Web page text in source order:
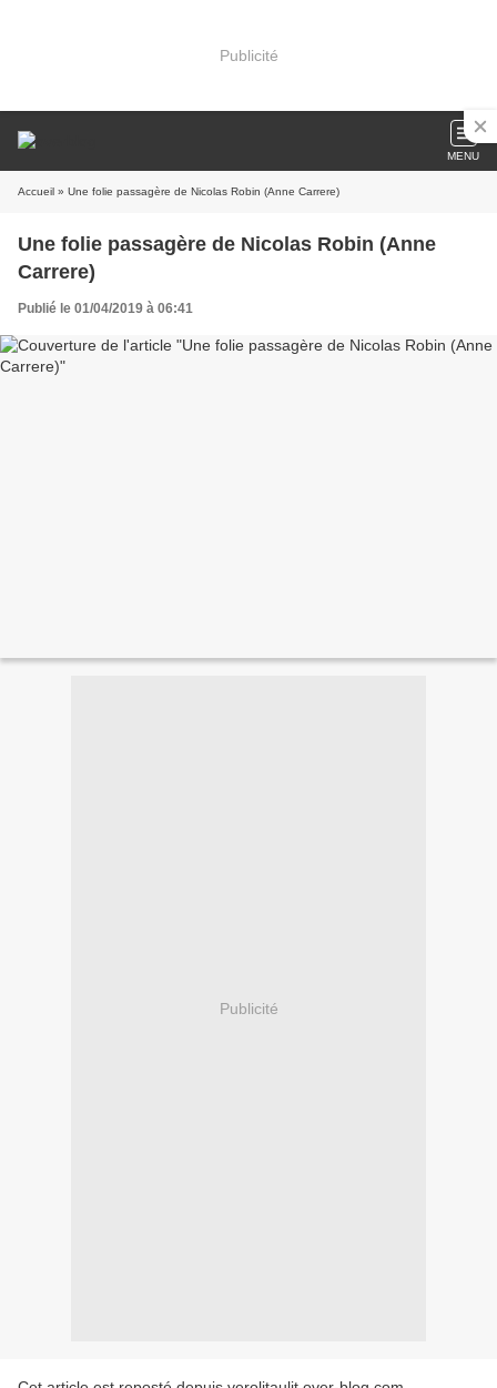
Publicité
MENU
Accueil » Une folie passagère de Nicolas Robin (Anne Carrere)
Une folie passagère de Nicolas Robin (Anne
Carrere)
Publié le 01/04/2019 à 06:41
Publicité